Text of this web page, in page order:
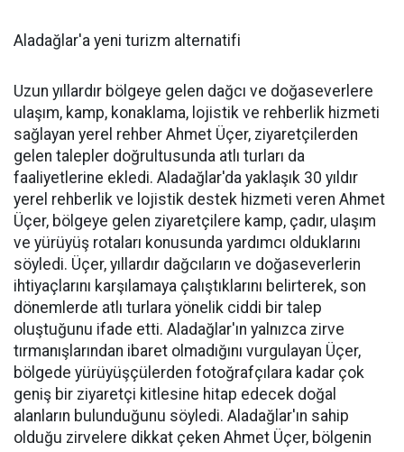
Aladağlar'a yeni turizm alternatifi
Uzun yıllardır bölgeye gelen dağcı ve doğaseverlere
ulaşım, kamp, konaklama, lojistik ve rehberlik hizmeti
sağlayan yerel rehber Ahmet Üçer, ziyaretçilerden
gelen talepler doğrultusunda atlı turları da
faaliyetlerine ekledi. Aladağlar'da yaklaşık 30 yıldır
yerel rehberlik ve lojistik destek hizmeti veren Ahmet
Üçer, bölgeye gelen ziyaretçilere kamp, çadır, ulaşım
ve yürüyüş rotaları konusunda yardımcı olduklarını
söyledi. Üçer, yıllardır dağcıların ve doğaseverlerin
ihtiyaçlarını karşılamaya çalıştıklarını belirterek, son
dönemlerde atlı turlara yönelik ciddi bir talep
oluştuğunu ifade etti. Aladağlar'ın yalnızca zirve
tırmanışlarından ibaret olmadığını vurgulayan Üçer,
bölgede yürüyüşçülerden fotoğrafçılara kadar çok
geniş bir ziyaretçi kitlesine hitap edecek doğal
alanların bulunduğunu söyledi. Aladağlar'ın sahip
olduğu zirvelere dikkat çeken Ahmet Üçer, bölgenin